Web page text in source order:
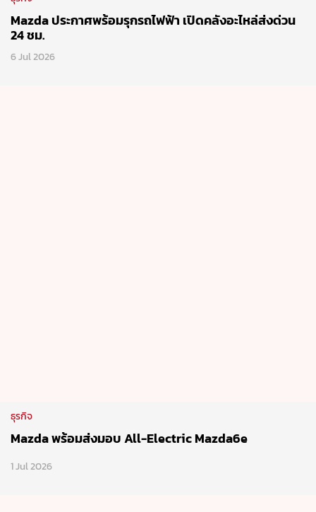
Mazda ประกาศพร้อมรุกรถไฟฟ้า เปิดคลังอะไหล่ส่งด่วน
24 ชม.
6 Jul 2026
ธุรกิจ
Mazda พร้อมส่งมอบ All-Electric Mazda6e
1 Jul 2026